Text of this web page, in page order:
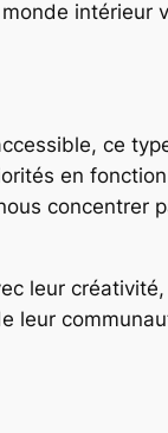
intérieur
ce
en
concentrer
leur
leur